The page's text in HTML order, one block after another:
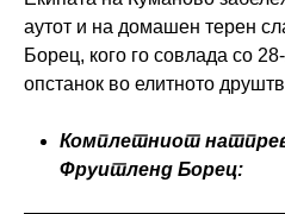
аутот и на домашен терен
Борец, кого го совлада со
опстанок во елитното
Комплетниот
Фруитленд Борец: